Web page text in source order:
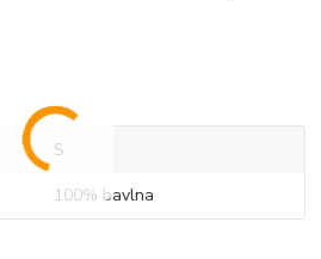
S
100% bavlna